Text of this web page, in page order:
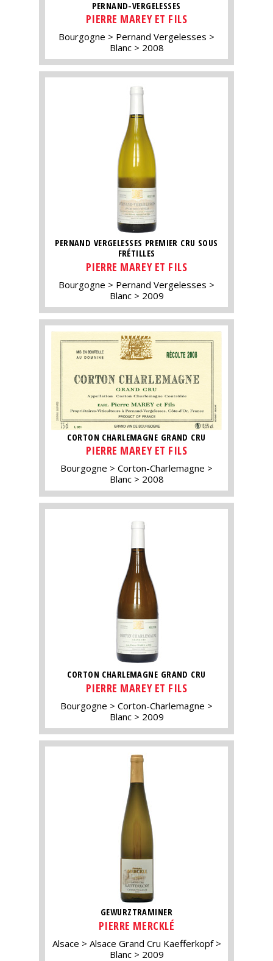
PERNAND-VERGELESSES
PIERRE MAREY ET FILS
Bourgogne
Pernand Vergelesses
Blanc
2008
PERNAND VERGELESSES PREMIER CRU SOUS
FRÉTILLES
PIERRE MAREY ET FILS
Bourgogne
Pernand Vergelesses
Blanc
2009
CORTON CHARLEMAGNE GRAND CRU
PIERRE MAREY ET FILS
Bourgogne
Corton-Charlemagne
Blanc
2008
CORTON CHARLEMAGNE GRAND CRU
PIERRE MAREY ET FILS
Bourgogne
Corton-Charlemagne
Blanc
2009
GEWURZTRAMINER
PIERRE MERCKLÉ
Alsace
Alsace Grand Cru Kaefferkopf
Blanc
2009